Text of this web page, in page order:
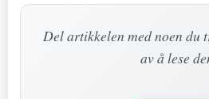
Del artikkelen med noen du
av å lese